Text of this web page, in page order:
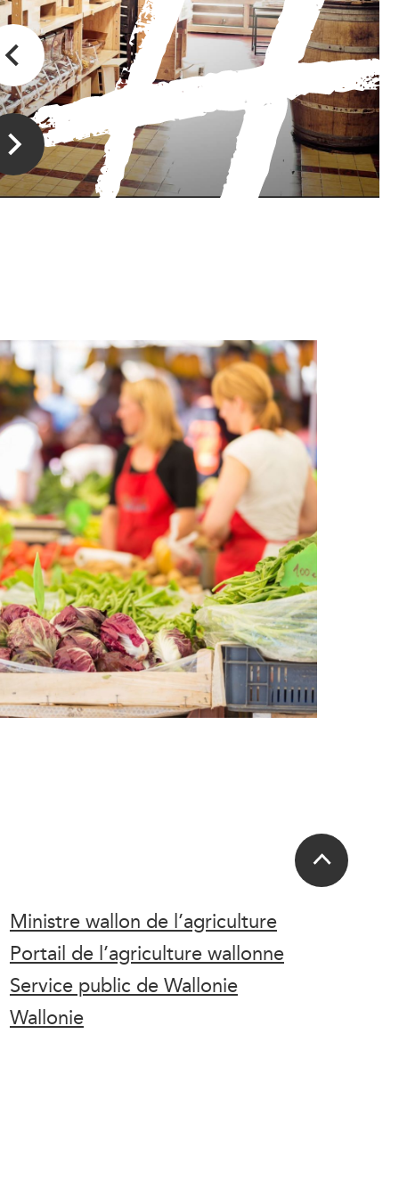
Ministre wallon de l’agriculture
Portail de l’agriculture wallonne
Service public de Wallonie
Wallonie